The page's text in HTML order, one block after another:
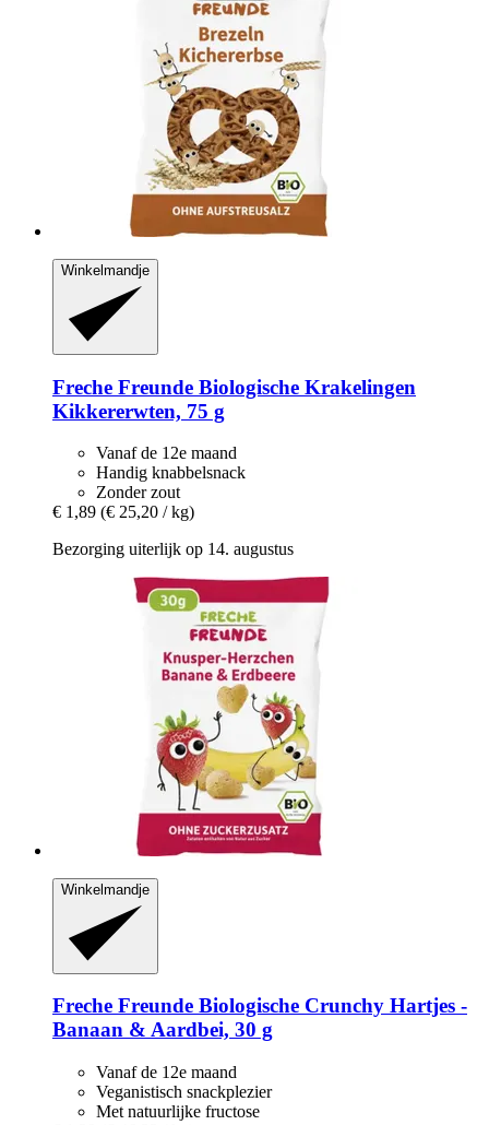
Winkelmandje
Freche Freunde Biologische Krakelingen
Kikkererwten, 75 g
Vanaf de 12e maand
Handig knabbelsnack
Zonder zout
€ 1,89 (€ 25,20 / kg)
Bezorging uiterlijk op 14. augustus
Winkelmandje
Freche Freunde Biologische Crunchy Hartjes -​
Banaan & Aardbei, 30 g
Vanaf de 12e maand
Veganistisch snackplezier
Met natuurlijke fructose